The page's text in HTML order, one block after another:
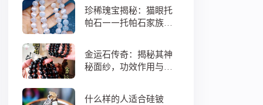
珍稀瑰宝揭秘：猫眼托
帕石——托帕石家族中
金运石传奇：揭秘其神
秘面纱，功效作用与搭
什么样的人适合硅铍